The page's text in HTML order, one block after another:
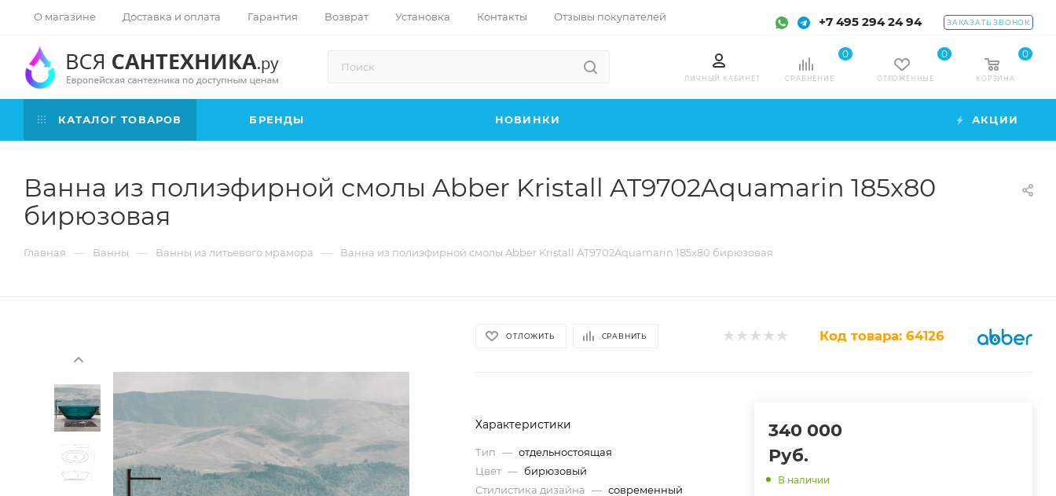
О магазине Доставка и оплата Гарантия Возврат Установка Контакты Отзывы покупателей +7 495 294 24 94 ЗАКАЗАТЬ ЗВОНОК
ЛИЧНЫЙ КАБИНЕТ СРАВНЕНИЕ
0
ОТЛОЖЕННЫЕ
0
КОРЗИНА
0
КАТАЛОГ ТОВАРОВ БРЕНДЫ НОВИНКИ АКЦИИ
Ванна из полиэфирной смолы Abber Kristall AT9702Aquamarin 185x80
бирюзовая
Главная — Ванны — Ванны из литьевого мрамора — Ванна из полиэфирной смолы Abber Kristall AT9702Aquamarin 185x80 бирюзовая
ОТЛОЖИТЬ СРАВНИТЬ Код товара: 64126
Характеристики
Тип — отдельностоящая
Цвет — бирюзовый
Стилистика дизайна — современный
340 000
Руб.
В наличии